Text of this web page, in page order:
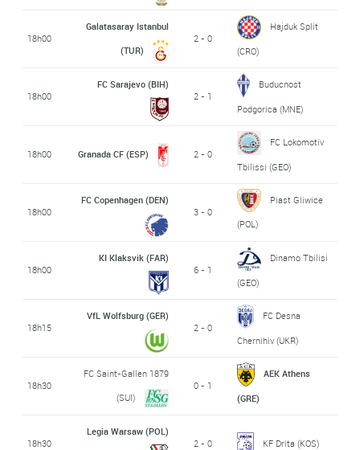
18h00
Galatasaray Istanbul
(TUR)
2 - 0
Hajduk Split
(CRO)
18h00
FC Sarajevo (BIH)
2 - 1
Buducnost
Podgorica (MNE)
18h00 Granada CF (ESP) 2 - 0
FC Lokomotiv
Tbilissi (GEO)
18h00
FC Copenhagen (DEN)
3 - 0
Piast Gliwice
(POL)
18h00
KI Klaksvik (FAR)
6 - 1
Dinamo Tbilisi
(GEO)
18h15
VfL Wolfsburg (GER)
2 - 0
FC Desna
Chernihiv (UKR)
18h30
FC Saint-Gallen 1879
(SUI)
0 - 1
AEK Athens
(GRE)
18h30
Legia Warsaw (POL)
2 - 0
KF Drita (KOS)